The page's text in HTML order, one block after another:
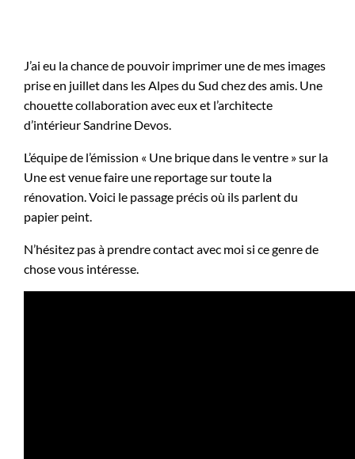
J’ai eu la chance de pouvoir imprimer une de mes images
prise en juillet dans les Alpes du Sud chez des amis. Une
chouette collaboration avec eux et l’architecte
d’intérieur Sandrine Devos.
L’équipe de l’émission « Une brique dans le ventre » sur la
Une est venue faire une reportage sur toute la
rénovation. Voici le passage précis où ils parlent du
papier peint.
N’hésitez pas à prendre contact avec moi si ce genre de
chose vous intéresse.